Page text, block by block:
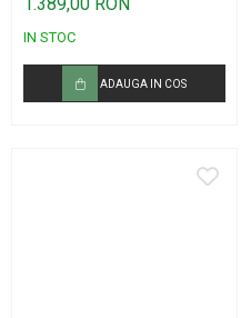
IN STOC
ADAUGA IN COS